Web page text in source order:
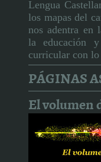
Lengua
los mapas del
nos adentra en
la educación
curricular con lo
PÁGINAS
El volumen